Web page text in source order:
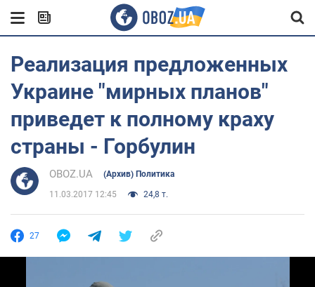
Реализация предложенных
Украине "мирных планов"
приведет к полному краху
страны - Горбулин
OBOZ.UA (Архив) Политика
11.03.2017 12:45 24,8 т.
27